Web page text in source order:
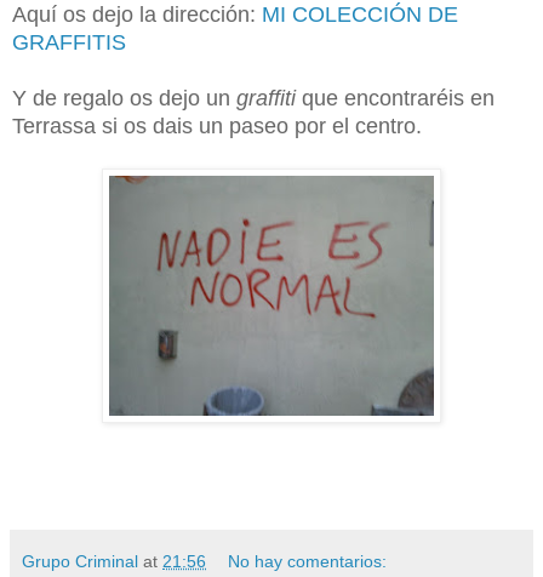
Aquí os dejo la dirección: MI COLECCIÓN DE
GRAFFITIS
Y de regalo os dejo un graffiti que encontraréis en
Terrassa si os dais un paseo por el centro.
Grupo Criminal at 21:56 No hay comentarios: